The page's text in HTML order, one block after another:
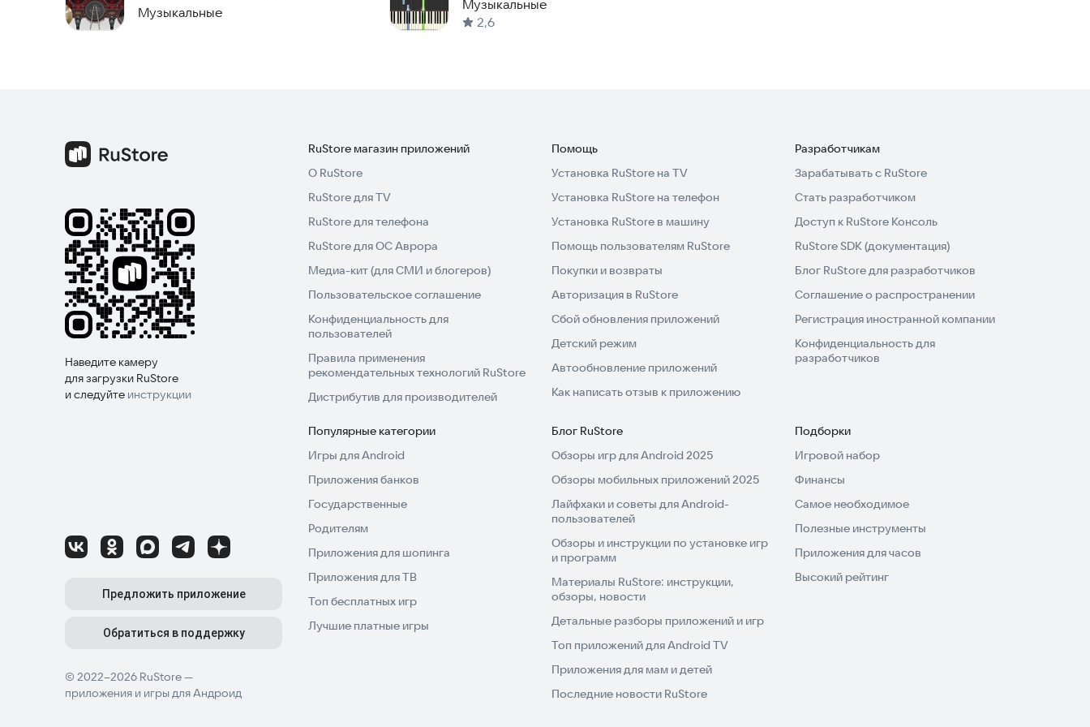
♫ Чистая радость от игры
mobile@netigen.pl
Попробуйте Электронные Барабаны Игру и испытайте незабываемые музыкальные приключения!
Музыкальные
Night
Музыкальные
2,6
Наведите камеру
для загрузки RuStore
и следуйте инструкции
© 2022–2026 RuStore —
приложения и игры для Андроид
Предложить приложение
Обратиться в поддержку
RuStore магазин приложений
О RuStore
RuStore для TV
RuStore для телефона
RuStore для ОС Аврора
Медиа-кит (для СМИ и блогеров)
Пользовательское соглашение
Конфиденциальность для
пользователей
Правила применения
рекомендательных технологий RuStore
Дистрибутив для производителей
Помощь
Установка RuStore на TV
Установка RuStore на телефон
Установка RuStore в машину
Помощь пользователям RuStore
Покупки и возвраты
Авторизация в RuStore
Сбой обновления приложений
Детский режим
Автообновление приложений
Как написать отзыв к приложению
Разработчикам
Зарабатывать с RuStore
Стать разработчиком
Доступ к RuStore Консоль
RuStore SDK (документация)
Блог RuStore для разработчиков
Соглашение о распространении
Регистрация иностранной компании
Конфиденциальность для
разработчиков
Популярные категории
Игры для Android
Приложения банков
Государственные
Родителям
Приложения для шопинга
Приложения для ТВ
Топ бесплатных игр
Лучшие платные игры
Блог RuStore
Обзоры игр для Android 2025
Обзоры мобильных приложений 2025
Лайфхаки и советы для Android-
пользователей
Обзоры и инструкции по установке игр
и программ
Материалы RuStore: инструкции,
обзоры, новости
Детальные разборы приложений и игр
Топ приложений для Android TV
Приложения для мам и детей
Последние новости RuStore
Подборки
Игровой набор
Финансы
Самое необходимое
Полезные инструменты
Приложения для часов
Высокий рейтинг